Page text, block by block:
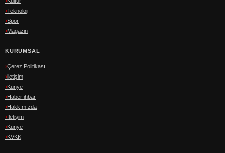
Teknoloji
Spor
Magazin
KURUMSAL
Çerez Politikası
iletişim
Künye
Haber ihbar
Hakkımızda
İletişim
Künye
KVKK